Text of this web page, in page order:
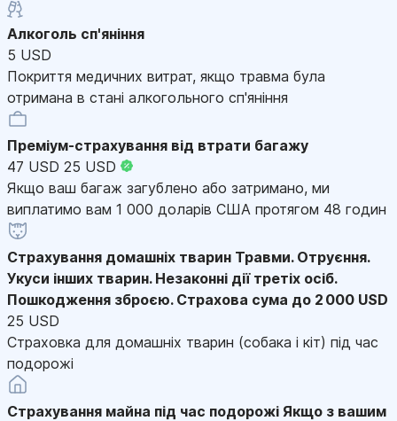
Алкоголь сп'яніння
5 USD
Покриття медичних витрат, якщо травма була
отримана в стані алкогольного сп'яніння
Преміум-страхування від втрати багажу
47 USD 25 USD
Якщо ваш багаж загублено або затримано, ми
виплатимо вам 1 000 доларів США протягом 48 годин
Страхування домашніх тварин Травми. Отруєння.
Укуси інших тварин. Незаконні дії третіх осіб.
Пошкодження зброєю. Страхова сума до 2 000 USD
25 USD
Страховка для домашніх тварин (собака і кіт) під час
подорожі
Страхування майна під час подорожі Якщо з вашим